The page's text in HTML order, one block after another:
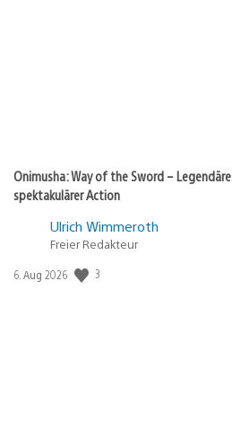
Onimusha: Way of the Sword –
spektakulärer Action
Ulrich Wimmeroth
Freier Redakteur
Veröffentlichungsdatum:
6. Aug 2026 3